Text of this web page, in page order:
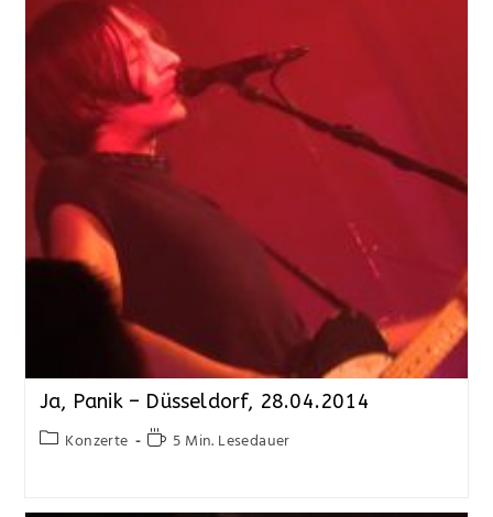
Ja, Panik – Düsseldorf, 28.04.2014
Konzerte 5 Min. Lesedauer